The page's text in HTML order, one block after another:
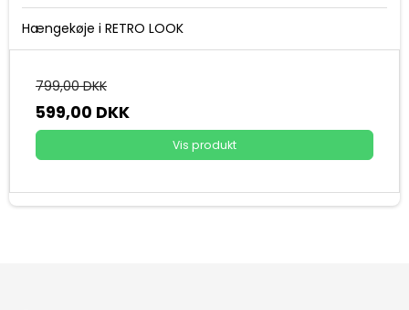
Hængekøje i RETRO LOOK
799,00 DKK
599,00 DKK
Vis produkt